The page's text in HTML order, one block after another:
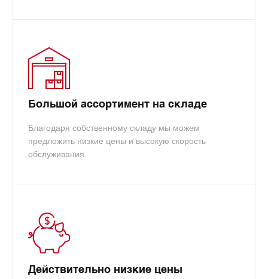
Большой ассортимент на складе
Благодаря собственному складу мы можем
предложить низкие цены и высокую скорость
обслуживания.
Действительно низкие цены